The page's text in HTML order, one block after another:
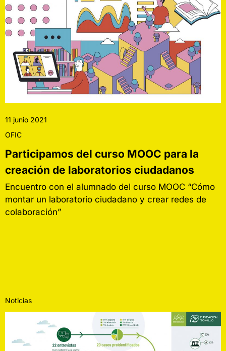
11 junio 2021
OFIC
Participamos del curso MOOC para la
creación de laboratorios ciudadanos
Encuentro con el alumnado del curso MOOC “Cómo
montar un laboratorio ciudadano y crear redes de
colaboración”
Noticias